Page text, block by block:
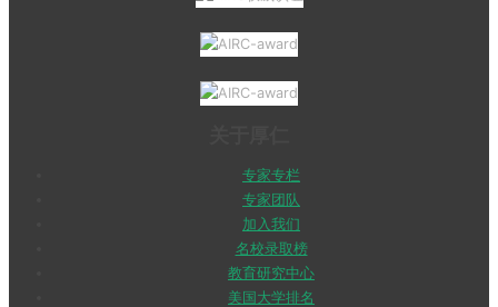
专家专栏
专家团队
加入我们
名校录取榜
教育研究中心
美国大学排名